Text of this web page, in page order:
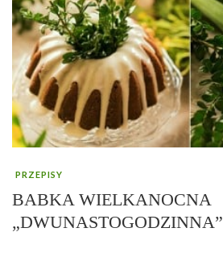
PRZEPISY
BABKA WIELKANOCNA
„DWUNASTOGODZINNA”